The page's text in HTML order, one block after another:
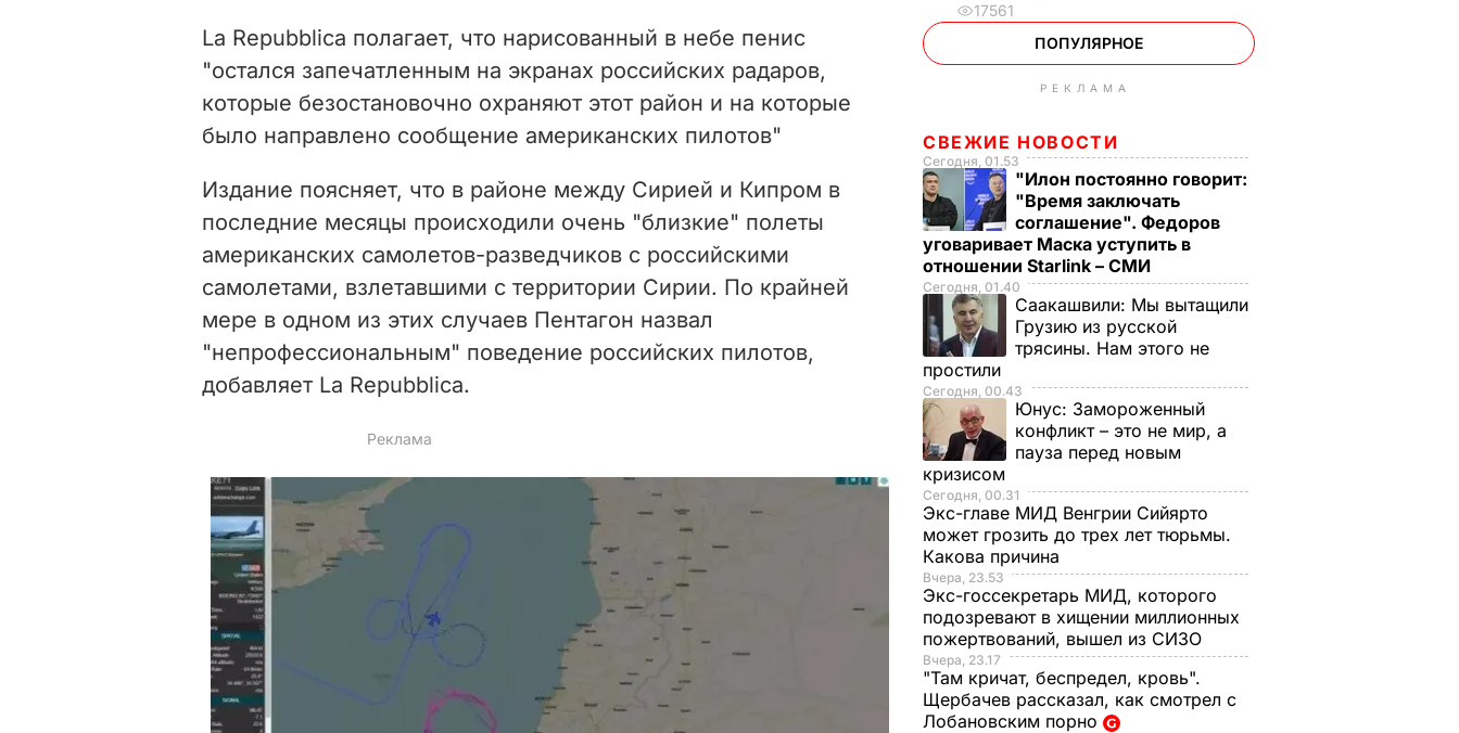
La Repubblica полагает, что нарисованный в небе пенис
"остался запечатленным на экранах российских радаров,
которые безостановочно охраняют этот район и на которые
было направлено сообщение американских пилотов"
Издание поясняет, что в районе между Сирией и Кипром в
последние месяцы происходили очень "близкие" полеты
американских самолетов-разведчиков с российскими
самолетами, взлетавшими с территории Сирии. По крайней
мере в одном из этих случаев Пентагон назвал
"непрофессиональным" поведение российских пилотов,
добавляет La Repubblica.
17561
ПОПУЛЯРНОЕ
РЕКЛАМА
СВЕЖИЕ НОВОСТИ
Сегодня, 01.53
"Илон постоянно говорит:
"Время заключать
соглашение". Федоров
уговаривает Маска уступить в
отношении Starlink – СМИ
Сегодня, 01.40
Саакашвили: Мы вытащили
Грузию из русской
трясины. Нам этого не
простили
Сегодня, 00.43
Юнус: Замороженный
конфликт – это не мир, а
пауза перед новым
кризисом
Сегодня, 00.31
Экс-главе МИД Венгрии Сийярто
может грозить до трех лет тюрьмы.
Какова причина
Вчера, 23.53
Экс-госсекретарь МИД, которого
подозревают в хищении миллионных
пожертвований, вышел из СИЗО
Вчера, 23.17
"Там кричат, беспредел, кровь".
Щербачев рассказал, как смотрел с
Лобановским порно